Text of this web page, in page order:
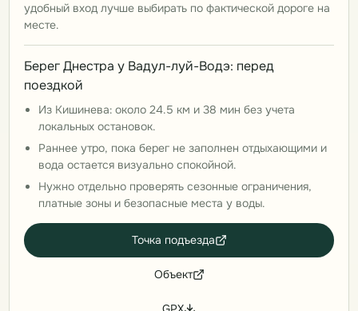
удобный вход лучше выбирать по фактической дороге на
месте.
Берег Днестра у Вадул-луй-Водэ: перед
поездкой
Из Кишинева: около 24.5 км и 38 мин без учета
локальных остановок.
Раннее утро, пока берег не заполнен отдыхающими и
вода остается визуально спокойной.
Нужно отдельно проверять сезонные ограничения,
платные зоны и безопасные места у воды.
Точка подъезда
Объект